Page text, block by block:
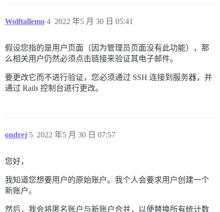
Wolftallemo 2022 年5 月 30 日 05:41
4
假设您指的是用户页面（因为管理员页面没有此功能），那
么相关用户仍然必须点击链接来验证其电子邮件。
要更改它而不进行验证，您必须通过 SSH 连接到服务器，并
通过 Rails 控制台进行更改。
ondrej 2022 年5 月 30 日 07:57
5
您好，
我知道您想要用户的原始账户。我个人会要求用户创建一个
新账户。
然后，我会将匿名账户与新账户合并，以便替换所有统计数